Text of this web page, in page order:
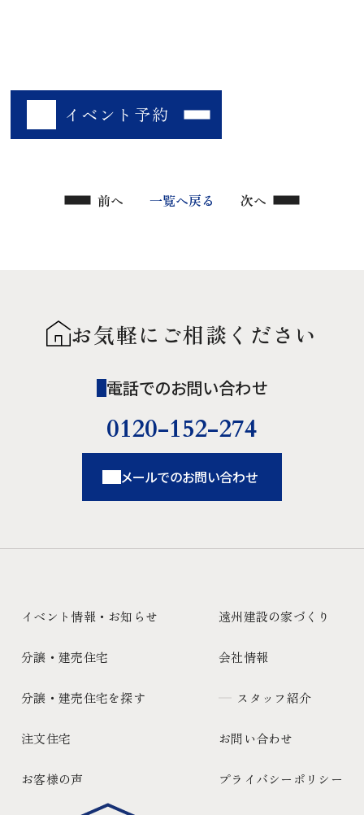
イベント予約
前へ 一覧へ戻る 次へ
お気軽にご相談ください
電話でのお問い合わせ
0120-152-274
メールでのお問い合わせ
イベント情報・お知らせ
分譲・建売住宅
分譲・建売住宅を探す
注文住宅
お客様の声
遠州建設の家づくり
会社情報
スタッフ紹介
お問い合わせ
プライバシーポリシー